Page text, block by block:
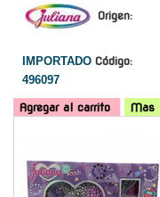
Origen:
IMPORTADO Código:
496097
Agregar al carrito Mas